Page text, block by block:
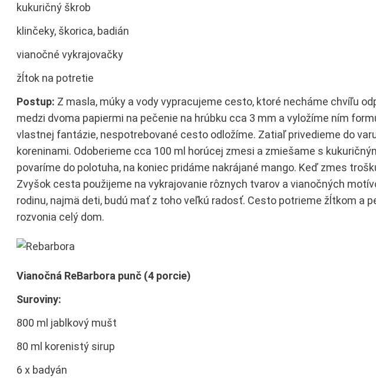
kukuričný škrob
klinčeky, škorica, badián
vianočné vykrajovačky
žĺtok na potretie
Postup: Z masla, múky a vody vypracujeme cesto, ktoré necháme chvíľu
medzi dvoma papiermi na pečenie na hrúbku cca 3 mm a vyložíme ním
vlastnej fantázie, nespotrebované cesto odložíme. Zatiaľ privedieme do
koreninami. Odoberieme cca 100 ml horúcej zmesi a zmiešame s
povaríme do polotuha, na koniec pridáme nakrájané mango. Keď zmes
Zvyšok cesta použijeme na vykrajovanie rôznych tvarov a vianočných
rodinu, najmä deti, budú mať z toho veľkú radosť. Cesto potrieme žĺtkom a
rozvonia celý dom.
Vianočná ReBarbora punč (4 porcie)
Suroviny:
800 ml jablkový mušt
80 ml korenistý sirup
6 x badyán